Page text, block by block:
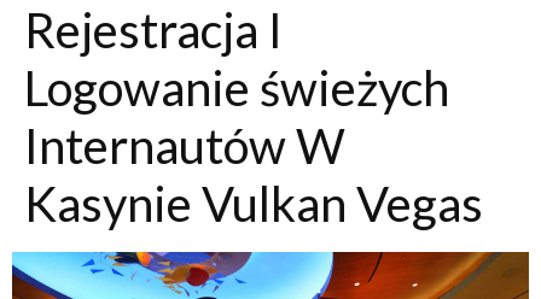
Rejestracja I
Logowanie świeżych
Internautów W
Kasynie Vulkan Vegas